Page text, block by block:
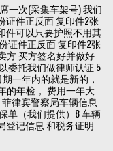
一次(采集车架号) 我们
证件正反面 复印件2张
件可以只要护照不用其
证件正反面 复印件2张
方 买方签名好并做好
委托我们做律师认证 5
期一年内的就是新的，
的年检， 费用一年大
律宾警察局车辆信息
单（我们提供）8 车辆
登记信息 和税务证明